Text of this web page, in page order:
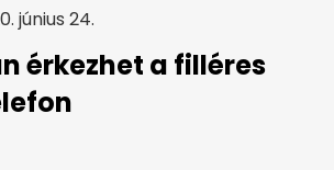
június 24.
érkezhet a filléres